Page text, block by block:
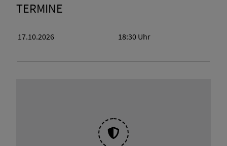
TERMINE
17.10.2026 18:30 Uhr